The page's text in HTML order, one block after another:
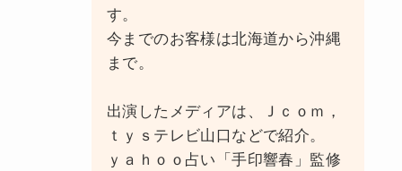
す。
今までのお客様は北海道から沖縄
まで。
出演したメディアは、Ｊｃｏｍ，
ｔｙｓテレビ山口などで紹介。
ｙａｈｏｏ占い「手印響春」監修